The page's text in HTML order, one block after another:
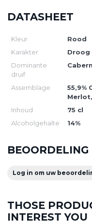
DATASHEET
Kleur
Rood
Karakter
Droog
Dominante
druif
Assemblage
55,9%
Inhoud
75 cl
Alcoholgehalte
14%
BEOORDELING
Log in om uw
THOSE
INTEREST YOU